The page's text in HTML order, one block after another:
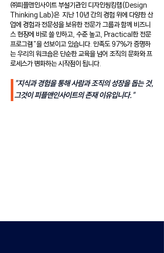
㈜피플앤인사이트 부설기관인 디자인씽킹랩(Design
Thinking Lab)은 지난 10년 간의 경험 위에 다양한 산
업에 경험과 전문성을 보유한 전문가 그룹과 함께 비즈니
스 현장에 바로 쓸 만하고, 수준 높고, Practical한 전문
프로그램”을 선보이고 있습니다.​ 만족도 97%가 증명하
는 우리의 워크숍은 단순한 교육을 넘어 조직의 문화와 프
로세스가 변화하는 시작점이 됩니다.
"지식과 경험을 통해 사람과 조직의 성장을 돕는 것,
그것이 피플앤인사이트의 존재 이유입니다."